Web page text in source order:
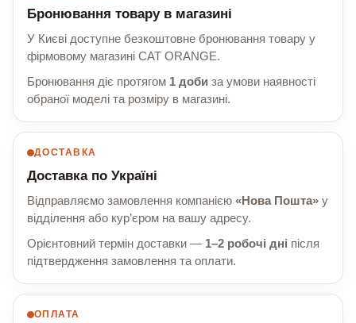
Бронювання товару в магазині
У Києві доступне безкоштовне бронювання товару у
фірмовому магазині CAT ORANGE.
Бронювання діє протягом 1 доби за умови наявності
обраної моделі та розміру в магазині.
ДОСТАВКА
Доставка по Україні
Відправляємо замовлення компанією «Нова Пошта» у
відділення або кур’єром на вашу адресу.
Орієнтовний термін доставки — 1–2 робочі дні після
підтвердження замовлення та оплати.
ОПЛАТА